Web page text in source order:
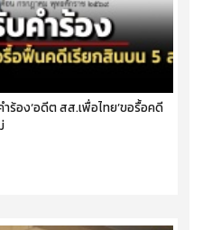
ร้อง‘อดีต สส.เพื่อไทย’ขอรื้อคดี